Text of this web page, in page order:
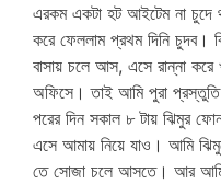
এরকম একটা হট আইটেম না চুদে
করে ফেললাম প্রথম দিনি চুদব।
বাসায় চলে আস, এসে রান্না
অফিসে। তাই আমি পুরা
পরের দিন সকাল ৮ টায় ঝিমুর
এসে আমায় নিয়ে যাও। আমি
তে সোজা চলে আসতে। আর আমি